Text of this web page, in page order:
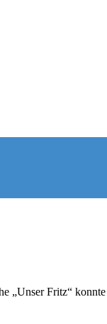
„Unser Fritz“ konnte